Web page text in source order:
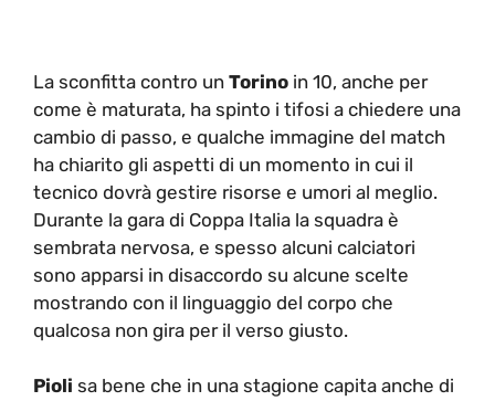
La sconfitta contro un Torino in 10, anche per
come è maturata, ha spinto i tifosi a chiedere una
cambio di passo, e qualche immagine del match
ha chiarito gli aspetti di un momento in cui il
tecnico dovrà gestire risorse e umori al meglio.
Durante la gara di Coppa Italia la squadra è
sembrata nervosa, e spesso alcuni calciatori
sono apparsi in disaccordo su alcune scelte
mostrando con il linguaggio del corpo che
qualcosa non gira per il verso giusto.
Pioli sa bene che in una stagione capita anche di